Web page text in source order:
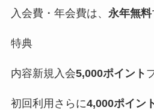
入会費・年会費は、 永年無料
特典
内容新規入会5,000ポイント
初回利用さらに4,000ポイン